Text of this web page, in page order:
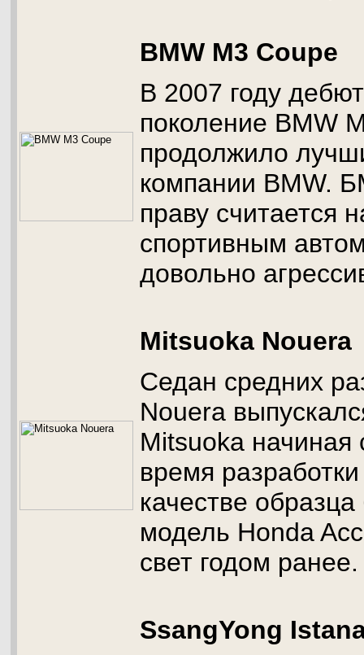
BMW M3 Coupe
В 2007 году
поколение BMW
продолжило
компании BMW.
праву считается
спортивным
довольно
Mitsuoka Nouera
Седан средних
Nouera
Mitsuoka начиная
время
качестве
модель Honda
свет годом ранее.
SsangYong